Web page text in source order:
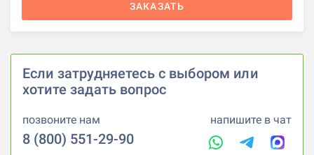
ЗАКАЗАТЬ
Если затрудняетесь с выбором или
хотите задать вопрос
позвоните нам
8 (800) 551-29-90
напишите в чат